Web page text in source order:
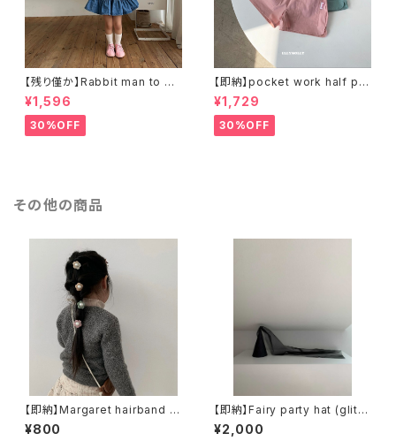
【残り僅か】Rabbit man to ma
n ラビットスウェットT
¥1,596
30%OFF
【即納】pocket work half pa
nts ワークハーフパンツ
¥1,729
30%OFF
その他の商品
【即納】Margaret hairband ヘ
アゴム
¥800
【即納】Fairy party hat (glitte
r black)
¥2,000